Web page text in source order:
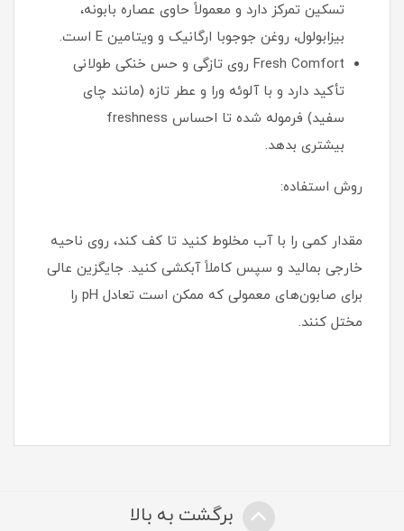
تسکین تمرکز دارد و معمولاً حاوی عصاره بابونه،
بیزابولول، روغن جوجوبا ارگانیک و ویتامین E است.
Fresh Comfort روی تازگی و حس خنکی طولانی
تأکید دارد و با آلوئه ورا و عطر تازه (مانند چای
سفید) فرموله شده تا احساس freshness
بیشتری بدهد.
روش استفاده:
مقدار کمی را با آب مخلوط کنید تا کف کند، روی ناحیه
خارجی بمالید و سپس کاملاً آبکشی کنید. جایگزین عالی
برای صابون‌های معمولی که ممکن است تعادل pH را
مختل کنند.
برگشت به بالا